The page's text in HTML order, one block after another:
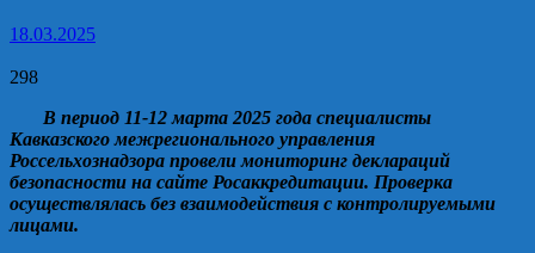
18.03.2025
298
В период 11-12 марта 2025 года специалисты
Кавказского межрегионального управления
Россельхознадзора провели мониторинг деклараций
безопасности на сайте Росаккредитации. Проверка
осуществлялась без взаимодействия с контролируемыми
лицами.